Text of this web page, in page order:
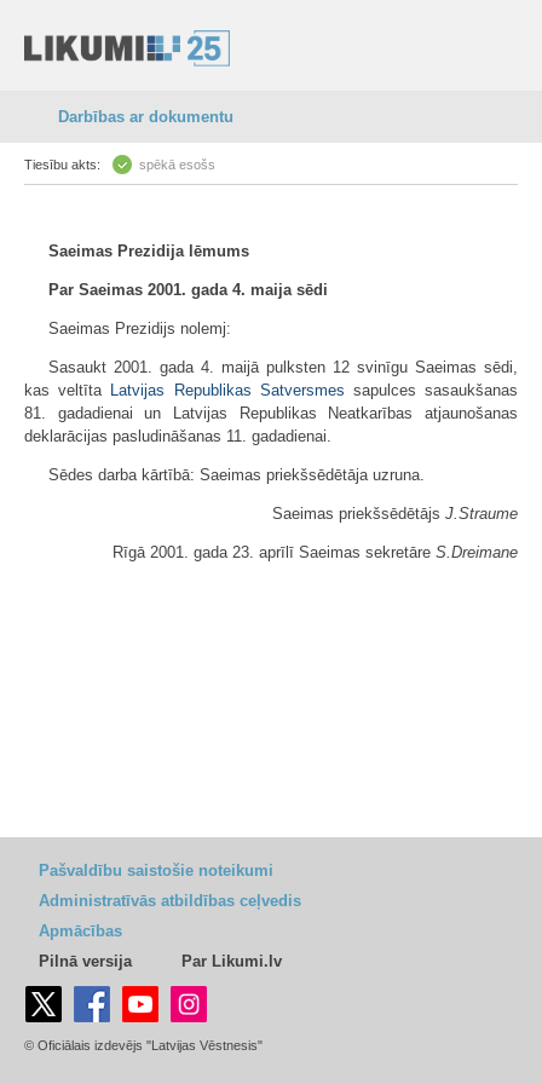
Darbības ar dokumentu
Tiesību akts: spēkā esošs
Saeimas Prezidija lēmums
Par Saeimas 2001. gada 4. maija sēdi
Saeimas Prezidijs nolemj:
Sasaukt 2001. gada 4. maijā pulksten 12 svinīgu Saeimas sēdi,
kas veltīta Latvijas Republikas Satversmes sapulces sasaukšanas
81. gadadienai un Latvijas Republikas Neatkarības atjaunošanas
deklarācijas pasludināšanas 11. gadadienai.
Sēdes darba kārtībā: Saeimas priekšsēdētāja uzruna.
Saeimas priekšsēdētājs J.Straume
Rīgā 2001. gada 23. aprīlī Saeimas sekretāre S.Dreimane
Pašvaldību saistošie noteikumi
Administratīvās atbildības ceļvedis
Apmācības
Pilnā versija
Par Likumi.lv
© Oficiālais izdevējs "Latvijas Vēstnesis"